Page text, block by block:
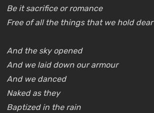
Be it sacrifice or romance
Free of all the things that we hold dear
And the sky opened
And we laid down our armour
And we danced
Naked as they
Baptized in the rain